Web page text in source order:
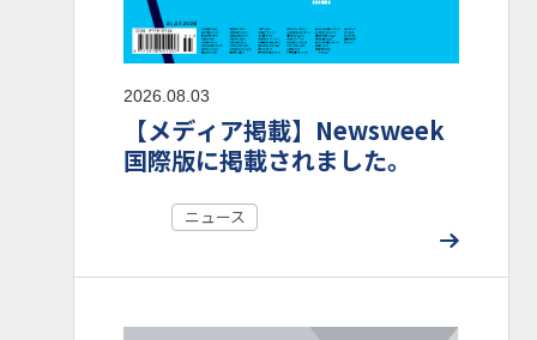
2026.08.03
【メディア掲載】Newsweek
国際版に掲載されました。
ニュース